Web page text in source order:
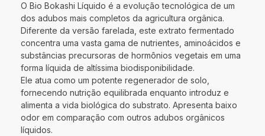
O Bio Bokashi Líquido é a evolução tecnológica de um
dos adubos mais completos da agricultura orgânica.
Diferente da versão farelada, este extrato fermentado
concentra uma vasta gama de nutrientes, aminoácidos e
substâncias precursoras de hormônios vegetais em uma
forma líquida de altíssima biodisponibilidade.
Ele atua como um potente regenerador de solo,
fornecendo nutrição equilibrada enquanto introduz e
alimenta a vida biológica do substrato. Apresenta baixo
odor em comparação com outros adubos orgânicos
líquidos.